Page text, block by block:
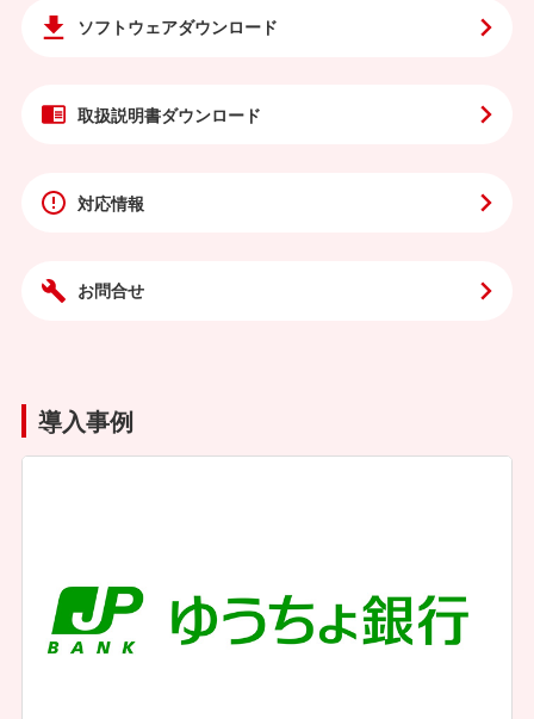
ソフトウェアダウンロード
取扱説明書ダウンロード
対応情報
お問合せ
導入事例